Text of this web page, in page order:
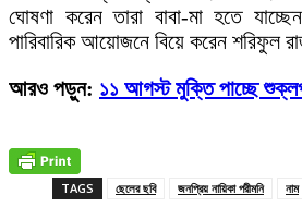
ঘোষণা করেন তারা বাবা-মা হতে
পারিবারিক আয়োজনে বিয়ে করেন শরিফুল
আরও পড়ুন: ১১ আগস্ট মুক্তি পাচ্ছে
TAGS ছেলের ছবি জনপ্রিয় নায়িকা পরীমনি নাম